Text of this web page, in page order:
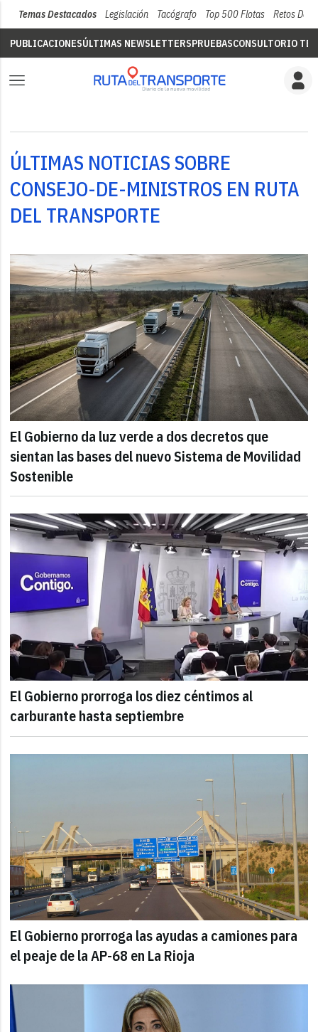
Temas Destacados Legislación Tacógrafo Top 500 Flotas Retos Del
PUBLICACIONESÚLTIMAS NEWSLETTERSPRUEBASCONSULTORIO
ÚLTIMAS NOTICIAS SOBRE
CONSEJO-DE-MINISTROS EN RUTA
DEL TRANSPORTE
El Gobierno da luz verde a dos decretos que
sientan las bases del nuevo Sistema de Movilidad
Sostenible
El Gobierno prorroga los diez céntimos al
carburante hasta septiembre
El Gobierno prorroga las ayudas a camiones para
el peaje de la AP-68 en La Rioja